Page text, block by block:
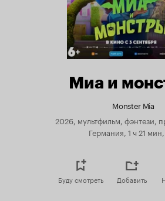
Миа и
Monster Mia
2026, мультфильм, фэнтези,
Германия, 1 ч 21
Буду смотреть Добавить